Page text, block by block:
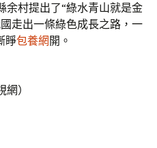
村提出了“綠水青山就是金
走出一條綠色成長之路，一
睜包養網 開。
）